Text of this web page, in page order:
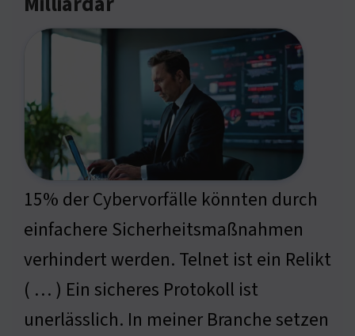
15% der Cybervorfälle könnten durch
einfachere Sicherheitsmaßnahmen
verhindert werden. Telnet ist ein Relikt
( … ) Ein sicheres Protokoll ist
unerlässlich. In meiner Branche setzen